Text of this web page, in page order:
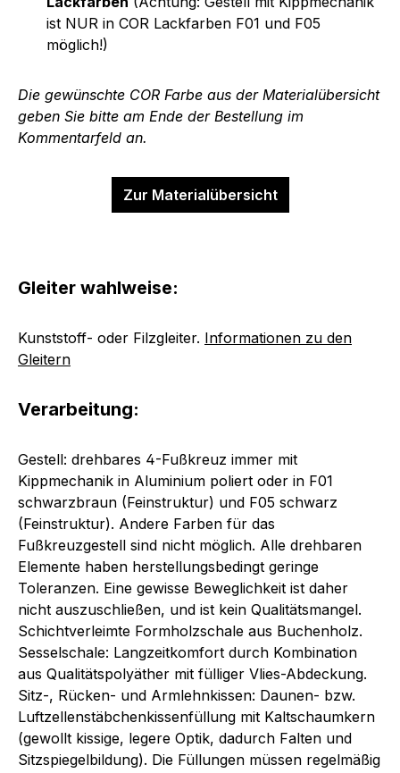
ist NUR in COR Lackfarben F01 und F05
möglich!)
Die gewünschte COR Farbe aus der Materialübersicht
geben Sie bitte am Ende der Bestellung im
Kommentarfeld an.
Zur Materialübersicht
Gleiter wahlweise:
Kunststoff- oder Filzgleiter. Informationen zu den
Gleitern
Verarbeitung:
Gestell: drehbares 4-Fußkreuz immer mit
Kippmechanik in Aluminium poliert oder in F01
schwarzbraun (Feinstruktur) und F05 schwarz
(Feinstruktur). Andere Farben für das
Fußkreuzgestell sind nicht möglich. Alle drehbaren
Elemente haben herstellungsbedingt geringe
Toleranzen. Eine gewisse Beweglichkeit ist daher
nicht auszuschließen, und ist kein Qualitätsmangel.
Schichtverleimte Formholzschale aus Buchenholz.
Sesselschale: Langzeitkomfort durch Kombination
aus Qualitätspolyäther mit fülliger Vlies-Abdeckung.
Sitz-, Rücken- und Armlehnkissen: Daunen- bzw.
Luftzellenstäbchenkissenfüllung mit Kaltschaumkern
(gewollt kissige, legere Optik, dadurch Falten und
Sitzspiegelbildung). Die Füllungen müssen regelmäßig